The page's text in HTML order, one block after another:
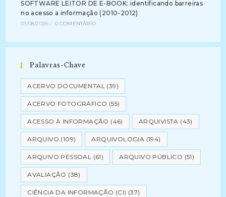
SOFTWARE LEITOR DE E-BOOK: identificando barreiras
no acesso a informação (2010-2012)
03/08/2026 / 0 COMENTÁRIO
Palavras-Chave
ACERVO DOCUMENTAL (39)
ACERVO FOTOGRÁFICO (55)
ACESSO À INFORMAÇÃO (46) ARQUIVISTA (43)
ARQUIVO (109) ARQUIVOLOGIA (194)
ARQUIVO PESSOAL (61) ARQUIVO PÚBLICO (51)
AVALIAÇÃO (38)
CIÊNCIA DA INFORMAÇÃO (CI) (37)